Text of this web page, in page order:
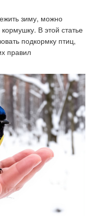
зиму, можно
В этой статье
подкормку птиц,
правил